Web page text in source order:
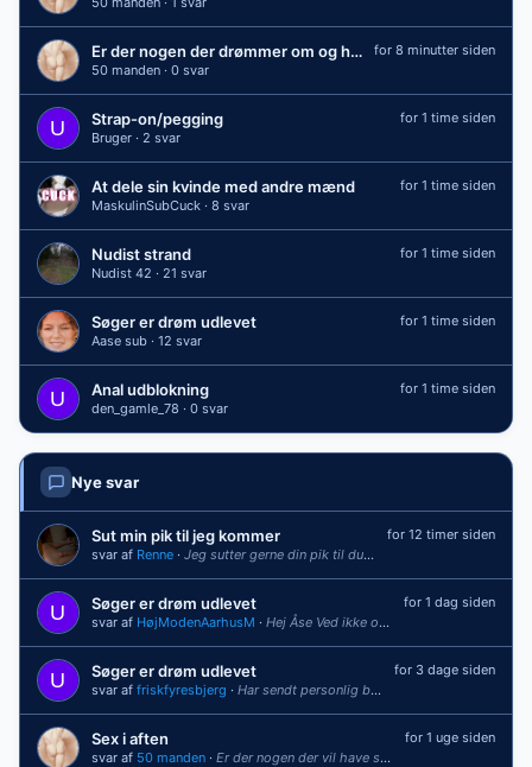
Er der nogen der drømmer om og have en elsker
50 manden · 0 svar
for 8 minutter siden
Strap-on/pegging
Bruger · 2 svar
for 1 time siden
At dele sin kvinde med andre mænd
MaskulinSubCuck · 8 svar
for 1 time siden
Nudist strand
Nudist 42 · 21 svar
for 1 time siden
Søger er drøm udlevet
Aase sub · 12 svar
for 1 time siden
Anal udblokning
den_gamle_78 · 0 svar
for 1 time siden
Nye svar
Sut min pik til jeg kommer
svar af Renne · Jeg sutter gerne din pik til du spermer i min mund
for 12 timer siden
Søger er drøm udlevet
svar af HøjModenAarhusM · Hej Åse Ved ikke om du fik udlevet din fantasi, men jeg er ellers en meget erfar...
for 1 dag siden
Søger er drøm udlevet
svar af friskfyresbjerg · Har sendt personlig besked [/quote] Du skal leve, nyde, lære og opdrages
for 3 dage siden
Sex i aften
svar af 50 manden · Er der nogen der vil have sex i aften omkring Helsingør
for 1 uge siden